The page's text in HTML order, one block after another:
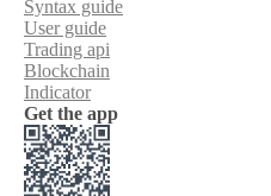
Syntax guide
User guide
Trading api
Blockchain
Indicator
Get the app